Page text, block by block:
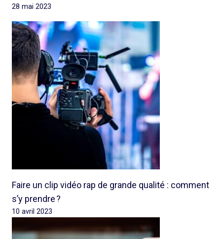
28 mai 2023
Faire un clip vidéo rap de grande qualité : comment
s’y prendre ?
10 avril 2023